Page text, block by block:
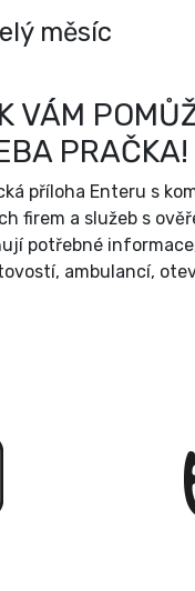
měsíc
VÁM
PRAČKA!
příloha Enteru s
firem a služeb s
potřebné
ambulancí,